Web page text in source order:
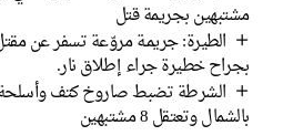
مشتبهين بجريمة قتل
الطيرة: جريمـة مروّعة تسفر عن
بجراح خطيرة جراء إطلاق نار.
الشرطة تضبط صاروخ كتف
بالشمال وتعتقل 8 مشتبهين